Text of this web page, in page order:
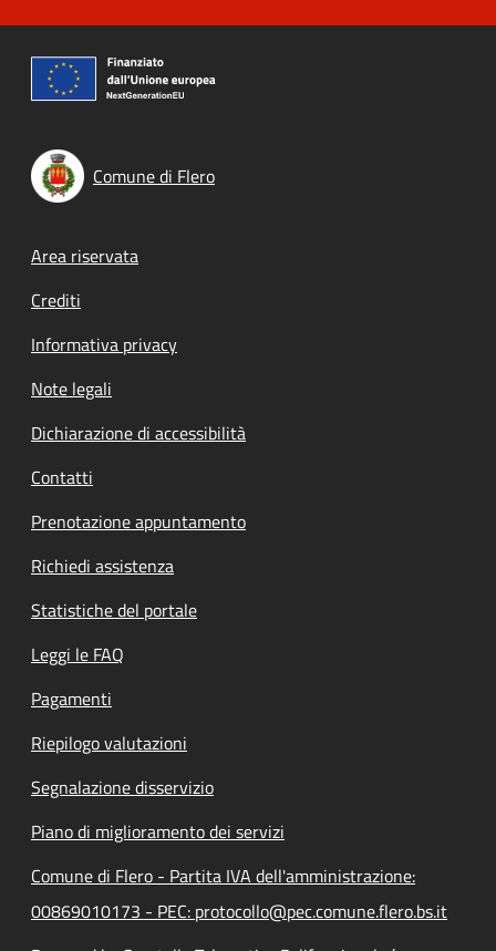
Comune di Flero
Footer menu
Area riservata
Crediti
Informativa privacy
Note legali
Dichiarazione di accessibilità
Contatti
Prenotazione appuntamento
Richiedi assistenza
Statistiche del portale
Leggi le FAQ
Pagamenti
Riepilogo valutazioni
Segnalazione disservizio
Piano di miglioramento dei servizi
Comune di Flero - Partita IVA dell'amministrazione:
00869010173 - PEC: protocollo@pec.comune.flero.bs.it